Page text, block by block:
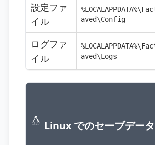
設定ファ
イル
aved\Config
ログファ
イル
aved\Logs
Linux でのセーブデー